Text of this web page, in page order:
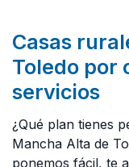
Casas
Toledo por
servicios
¿Qué plan tienes
Mancha Alta de
ponemos fácil, te